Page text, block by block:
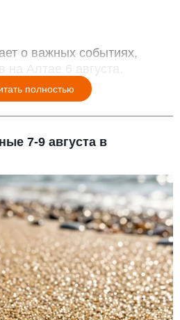
о важных событиях,
Алтае 6 августа.
полностью
7-9 августа в